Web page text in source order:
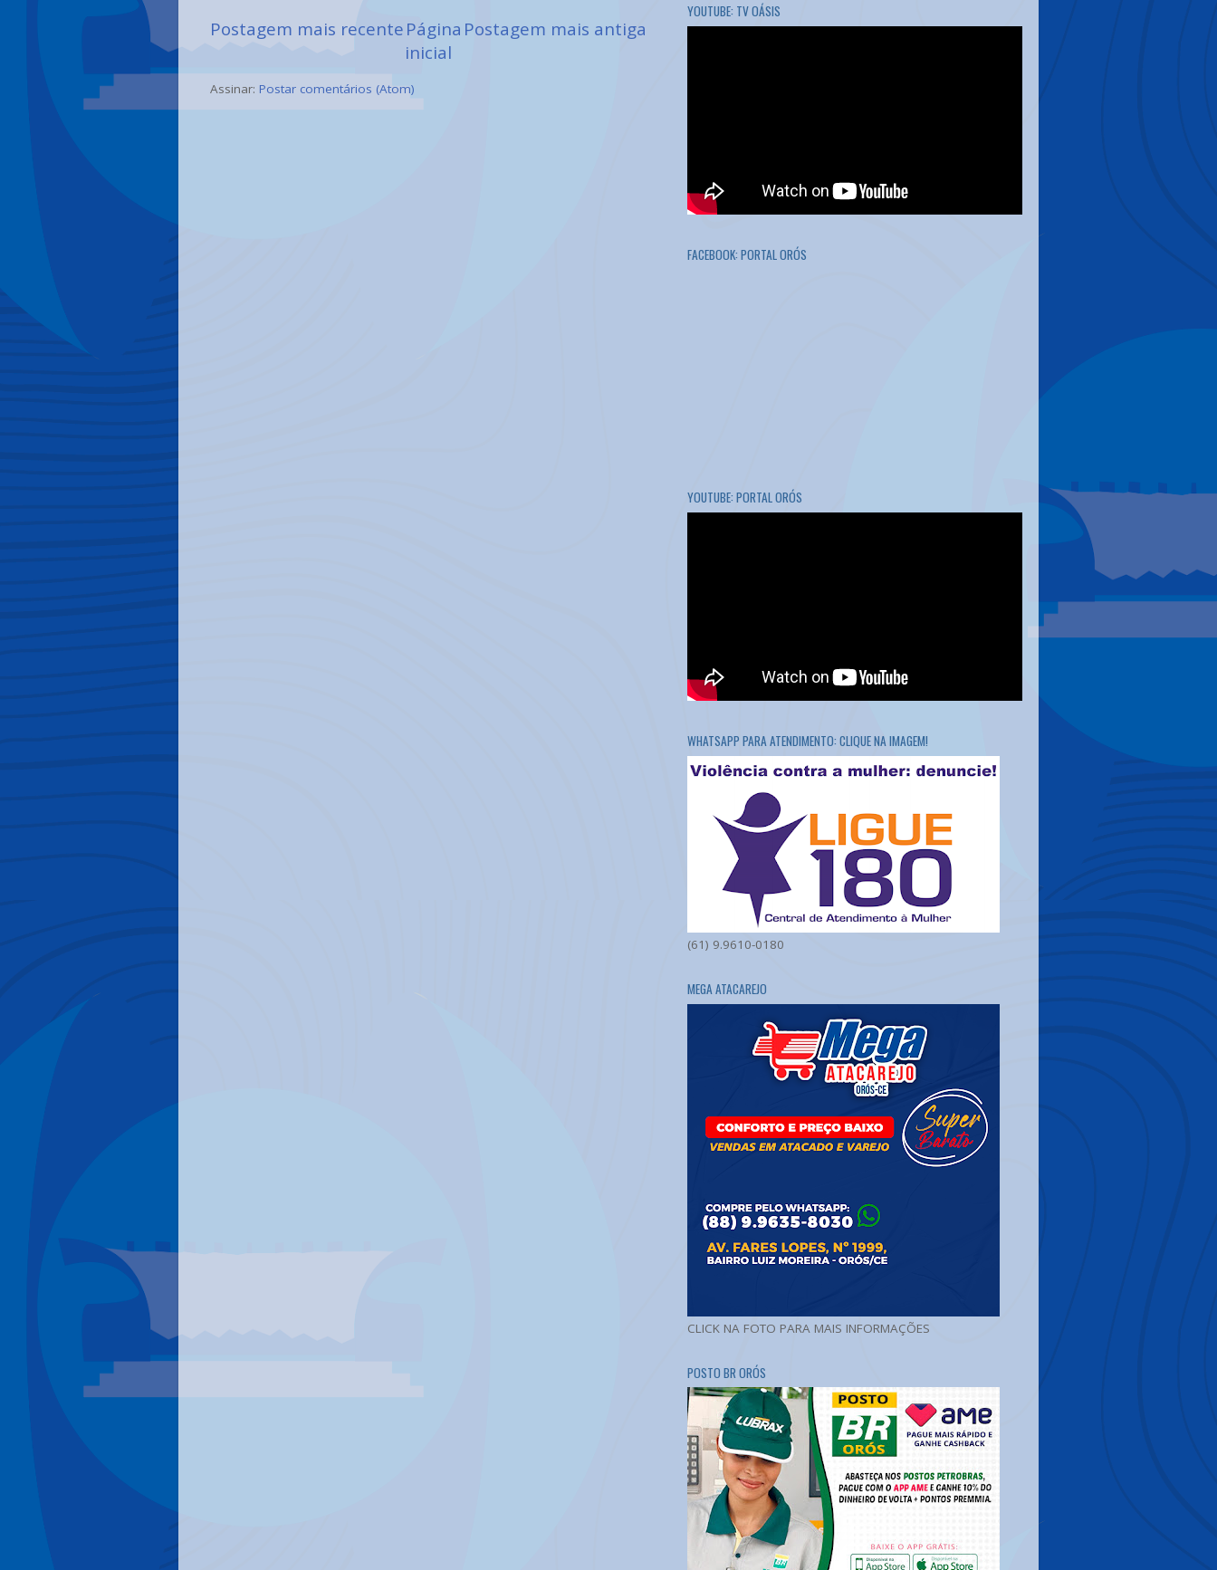
Postagem mais recente Postagem mais antiga
Página
inicial
Assinar: Postar comentários (Atom)
YOUTUBE: TV OÁSIS
FACEBOOK: PORTAL ORÓS
YOUTUBE: PORTAL ORÓS
WHATSAPP PARA ATENDIMENTO: CLIQUE NA IMAGEM!
(61) 9.9610-0180
MEGA ATACAREJO
CLICK NA FOTO PARA MAIS INFORMAÇÕES
POSTO BR ORÓS